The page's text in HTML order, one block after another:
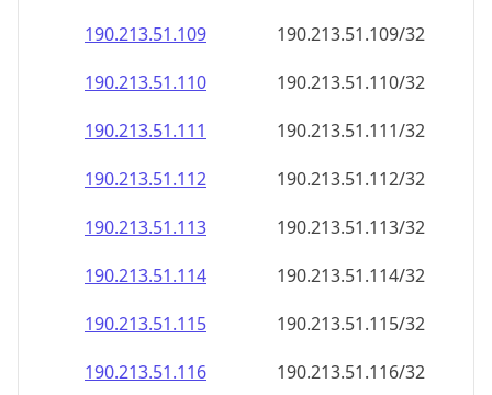
190.213.51.109
190.213.51.109/32
190.213.51.110
190.213.51.110/32
190.213.51.111
190.213.51.111/32
190.213.51.112
190.213.51.112/32
190.213.51.113
190.213.51.113/32
190.213.51.114
190.213.51.114/32
190.213.51.115
190.213.51.115/32
190.213.51.116
190.213.51.116/32